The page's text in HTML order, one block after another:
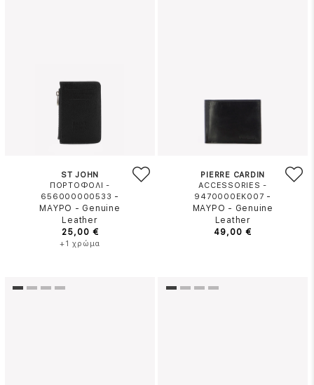
ST JOHN
ΠΟΡΤΟΦΟΛΙ -
656000000533 -
ΜΑΥΡΟ - Genuine
Leather
25,00 €
+1 χρώμα
PIERRE CARDIN
ACCESSORIES -
9470000EK007 -
ΜΑΥΡΟ - Genuine
Leather
49,00 €